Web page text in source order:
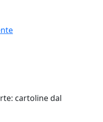
cartoline dal